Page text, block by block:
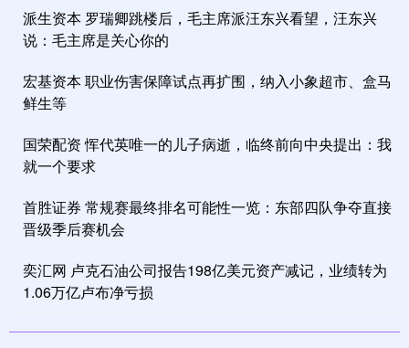
派生资本 罗瑞卿跳楼后，毛主席派汪东兴看望，汪东兴
说：毛主席是关心你的
宏基资本 职业伤害保障试点再扩围，纳入小象超市、盒马
鲜生等
国荣配资 恽代英唯一的儿子病逝，临终前向中央提出：我
就一个要求
首胜证券 常规赛最终排名可能性一览：东部四队争夺直接
晋级季后赛机会
奕汇网 卢克石油公司报告198亿美元资产减记，业绩转为
1.06万亿卢布净亏损